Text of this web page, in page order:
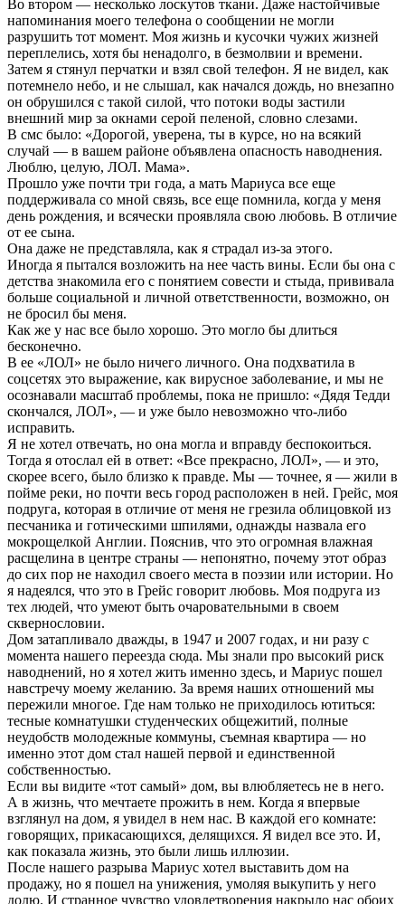
Во втором — несколько лоскутов ткани. Даже настойчивые
напоминания моего телефона о сообщении не могли
разрушить тот момент. Моя жизнь и кусочки чужих жизней
переплелись, хотя бы ненадолго, в безмолвии и времени.
Затем я стянул перчатки и взял свой телефон. Я не видел, как
потемнело небо, и не слышал, как начался дождь, но внезапно
он обрушился с такой силой, что потоки воды застили
внешний мир за окнами серой пеленой, словно слезами.
В смс было: «Дорогой, уверена, ты в курсе, но на всякий
случай — в вашем районе объявлена опасность наводнения.
Люблю, целую, ЛОЛ. Мама».
Прошло уже почти три года, а мать Мариуса все еще
поддерживала со мной связь, все еще помнила, когда у меня
день рождения, и всячески проявляла свою любовь. В отличие
от ее сына.
Она даже не представляла, как я страдал из-за этого.
Иногда я пытался возложить на нее часть вины. Если бы она с
детства знакомила его с понятием совести и стыда, прививала
больше социальной и личной ответственности, возможно, он
не бросил бы меня.
Как же у нас все было хорошо. Это могло бы длиться
бесконечно.
В ее «ЛОЛ» не было ничего личного. Она подхватила в
соцсетях это выражение, как вирусное заболевание, и мы не
осознавали масштаб проблемы, пока не пришло: «Дядя Тедди
скончался, ЛОЛ», — и уже было невозможно что-либо
исправить.
Я не хотел отвечать, но она могла и вправду беспокоиться.
Тогда я отослал ей в ответ: «Все прекрасно, ЛОЛ», — и это,
скорее всего, было близко к правде. Мы — точнее, я — жили в
пойме реки, но почти весь город расположен в ней. Грейс, моя
подруга, которая в отличие от меня не грезила облицовкой из
песчаника и готическими шпилями, однажды назвала его
мокрощелкой Англии. Пояснив, что это огромная влажная
расщелина в центре страны — непонятно, почему этот образ
до сих пор не находил своего места в поэзии или истории. Но
я надеялся, что это в Грейс говорит любовь. Моя подруга из
тех людей, что умеют быть очаровательными в своем
сквернословии.
Дом затапливало дважды, в 1947 и 2007 годах, и ни разу с
момента нашего переезда сюда. Мы знали про высокий риск
наводнений, но я хотел жить именно здесь, и Мариус пошел
навстречу моему желанию. За время наших отношений мы
пережили многое. Где нам только не приходилось ютиться:
тесные комнатушки студенческих общежитий, полные
неудобств молодежные коммуны, съемная квартира — но
именно этот дом стал нашей первой и единственной
собственностью.
Если вы видите «тот самый» дом, вы влюбляетесь не в него.
А в жизнь, что мечтаете прожить в нем. Когда я впервые
взглянул на дом, я увидел в нем нас. В каждой его комнате:
говорящих, прикасающихся, делящихся. Я видел все это. И,
как показала жизнь, это были лишь иллюзии.
После нашего разрыва Мариус хотел выставить дом на
продажу, но я пошел на унижения, умоляя выкупить у него
долю. И странное чувство удовлетворения накрыло нас обоих